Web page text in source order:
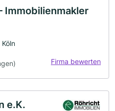
Firma bewerten
e.K.